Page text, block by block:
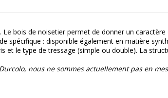
bois de noisetier permet de donner un
spécifique : disponible également en matière
et le type de tressage (simple ou double). La
nous ne sommes actuellement pas en